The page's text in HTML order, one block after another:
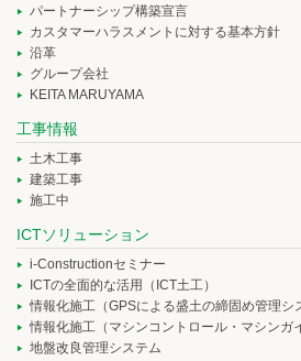
パートナーシップ構築宣言
カスタマーハラスメントに対する基本方針
沿革
グループ会社
KEITA MARUYAMA
工事情報
土木工事
建築工事
施工中
ICTソリューション
i-Constructionセミナー
ICTの全面的な活用（ICT土工）
情報化施工（GPSによる盛土の締固め管理シ
情報化施工（マシンコントロール・マシンガ
地盤改良管理システム